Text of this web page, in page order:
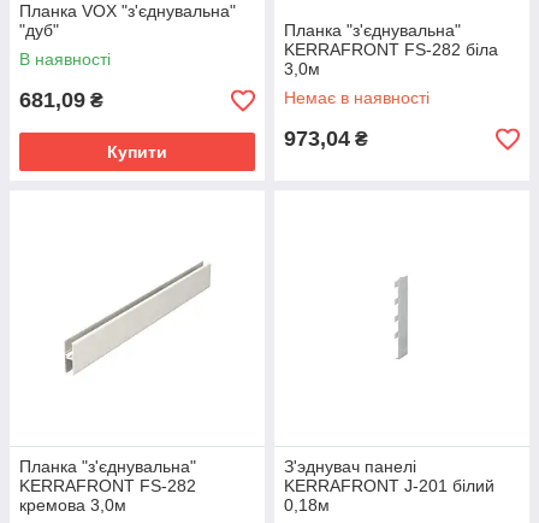
Планка VOX "з'єднувальна"
"дуб"
В наявності
681,09 ₴
Купити
Планка "з'єднувальна"
KERRAFRONT FS-282 біла
3,0м
Немає в наявності
973,04 ₴
Планка "з'єднувальна"
KERRAFRONT FS-282
кремова 3,0м
З'эднувач панелі
KERRAFRONT J-201 білий
0,18м